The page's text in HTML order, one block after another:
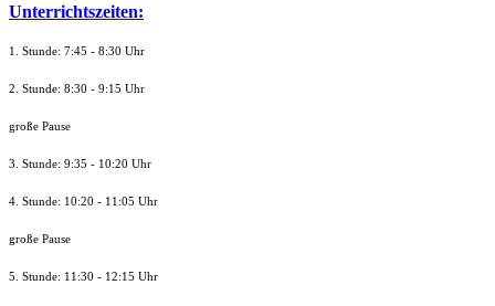
Unterrichtszeiten:
1. Stunde: 7:45 - 8:30 Uhr
2. Stunde: 8:30 - 9:15 Uhr
große Pause
3. Stunde: 9:35 - 10:20 Uhr
4. Stunde: 10:20 - 11:05 Uhr
große Pause
5. Stunde: 11:30 - 12:15 Uhr